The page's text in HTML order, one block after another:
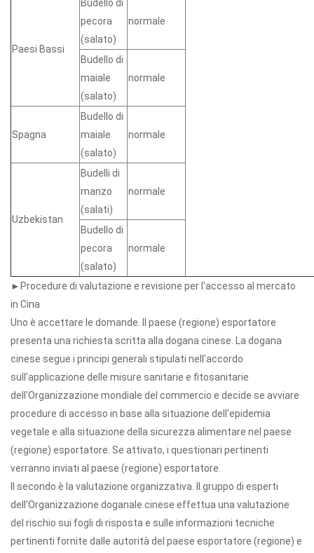
Paesi Bassi
Budello di
pecora
(salato)
normale
Budello di
maiale
(salato)
normale
Spagna
Budello di
maiale
(salato)
normale
Uzbekistan
Budelli di
manzo
(salati)
normale
Budello di
pecora
(salato)
normale
►Procedure di valutazione e revisione per l'accesso al mercato
in Cina
Uno è accettare le domande. Il paese (regione) esportatore
presenta una richiesta scritta alla dogana cinese. La dogana
cinese segue i principi generali stipulati nell'accordo
sull'applicazione delle misure sanitarie e fitosanitarie
dell'Organizzazione mondiale del commercio e decide se avviare
procedure di accesso in base alla situazione dell'epidemia
vegetale e alla situazione della sicurezza alimentare nel paese
(regione) esportatore. Se attivato, i questionari pertinenti
verranno inviati al paese (regione) esportatore.
Il secondo è la valutazione organizzativa. Il gruppo di esperti
dell'Organizzazione doganale cinese effettua una valutazione
del rischio sui fogli di risposta e sulle informazioni tecniche
pertinenti fornite dalle autorità del paese esportatore (regione) e